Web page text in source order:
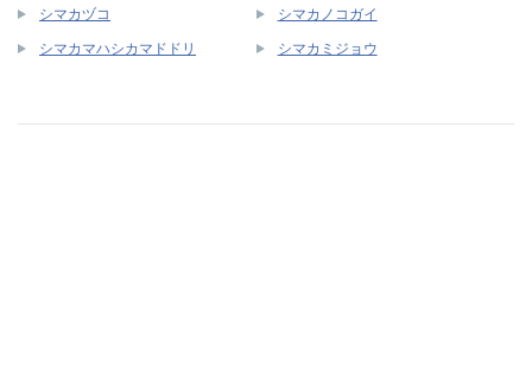
シマカヅコ シマカノコガイ
シマカマハシカマドドリ シマカミジョウ